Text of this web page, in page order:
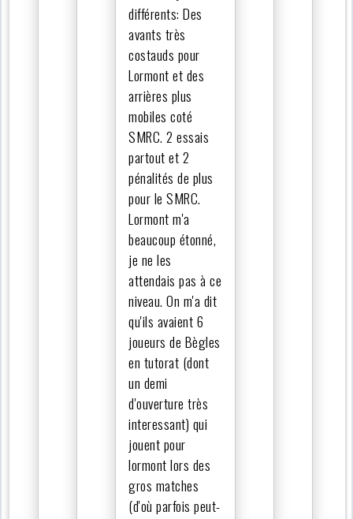
différents: Des
avants très
costauds pour
Lormont et des
arrières plus
mobiles coté
SMRC. 2 essais
partout et 2
pénalités de plus
pour le SMRC.
Lormont m'a
beaucoup étonné,
je ne les
attendais pas à ce
niveau. On m'a dit
qu'ils avaient 6
joueurs de Bègles
en tutorat (dont
un demi
d'ouverture très
interessant) qui
jouent pour
lormont lors des
gros matches
(d'où parfois peut-